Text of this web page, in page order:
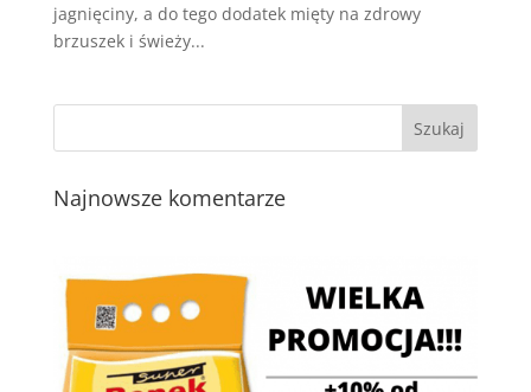
jagnięciny, a do tego dodatek mięty na zdrowy
brzuszek i świeży...
Najnowsze komentarze